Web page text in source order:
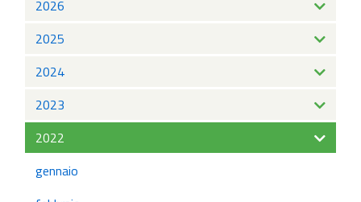
2026
2025
2024
2023
2022
gennaio